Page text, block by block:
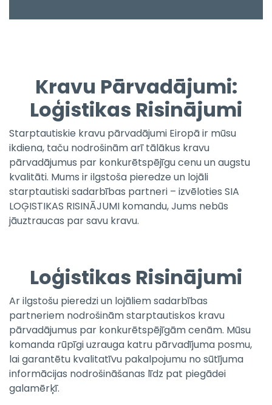
Kravu Pārvadājumi:
Loģistikas Risinājumi
Starptautiskie kravu pārvadājumi Eiropā ir mūsu
ikdiena, taču nodrošinām arī tālākus kravu
pārvadājumus par konkurētspējīgu cenu un augstu
kvalitāti. Mums ir ilgstoša pieredze un lojāli
starptautiski sadarbības partneri – izvēloties SIA
LOĢISTIKAS RISINĀJUMI komandu, Jums nebūs
jāuztraucas par savu kravu.
Loģistikas Risinājumi
Ar ilgstošu pieredzi un lojāliem sadarbības
partneriem nodrošinām starptautiskos kravu
pārvadājumus par konkurētspējīgām cenām. Mūsu
komanda rūpīgi uzrauga katru pārvadījuma posmu,
lai garantētu kvalitatīvu pakalpojumu no sūtījuma
informācijas nodrošināšanas līdz pat piegādei
galamērķī.